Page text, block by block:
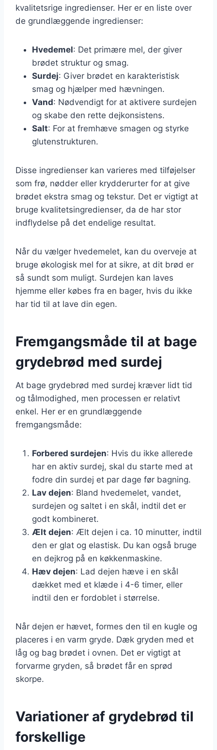
kvalitetsrige ingredienser. Her er en liste over
de grundlæggende ingredienser:
Hvedemel: Det primære mel, der giver
brødet struktur og smag.
Surdej: Giver brødet en karakteristisk
smag og hjælper med hævningen.
Vand: Nødvendigt for at aktivere surdejen
og skabe den rette dejkonsistens.
Salt: For at fremhæve smagen og styrke
glutenstrukturen.
Disse ingredienser kan varieres med tilføjelser
som frø, nødder eller krydderurter for at give
brødet ekstra smag og tekstur. Det er vigtigt at
bruge kvalitetsingredienser, da de har stor
indflydelse på det endelige resultat.
Når du vælger hvedemelet, kan du overveje at
bruge økologisk mel for at sikre, at dit brød er
så sundt som muligt. Surdejen kan laves
hjemme eller købes fra en bager, hvis du ikke
har tid til at lave din egen.
Fremgangsmåde til at bage
grydebrød med surdej
At bage grydebrød med surdej kræver lidt tid
og tålmodighed, men processen er relativt
enkel. Her er en grundlæggende
fremgangsmåde:
Forbered surdejen: Hvis du ikke allerede
har en aktiv surdej, skal du starte med at
fodre din surdej et par dage før bagning.
Lav dejen: Bland hvedemelet, vandet,
surdejen og saltet i en skål, indtil det er
godt kombineret.
Ælt dejen: Ælt dejen i ca. 10 minutter, indtil
den er glat og elastisk. Du kan også bruge
en dejkrog på en køkkenmaskine.
Hæv dejen: Lad dejen hæve i en skål
dækket med et klæde i 4-6 timer, eller
indtil den er fordoblet i størrelse.
Når dejen er hævet, formes den til en kugle og
placeres i en varm gryde. Dæk gryden med et
låg og bag brødet i ovnen. Det er vigtigt at
forvarme gryden, så brødet får en sprød
skorpe.
Variationer af grydebrød til
forskellige